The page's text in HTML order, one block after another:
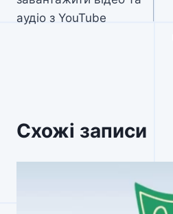
аудіо з YouTube
Схожі записи